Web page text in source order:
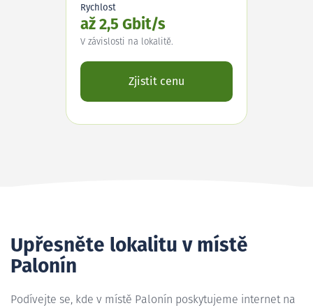
Rychlost
až 2,5 Gbit/s
V závislosti na lokalitě.
Zjistit cenu
Upřesněte lokalitu v místě
Palonín
Podívejte se, kde v místě Palonín poskytujeme internet na